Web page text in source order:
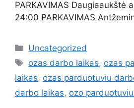
PARKAVIMAS Daugiaaukštė
24:00 PARKAVIMAS
Uncategorized
ozas darbo laikas, ozas
laikas, ozas parduotuviu
darbo laikas, ozo